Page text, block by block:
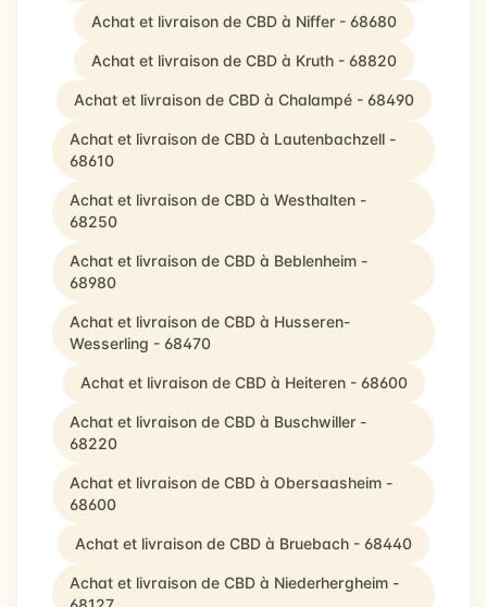
Achat et livraison de CBD à Niffer - 68680
Achat et livraison de CBD à Kruth - 68820
Achat et livraison de CBD à Chalampé - 68490
Achat et livraison de CBD à Lautenbachzell -
68610
Achat et livraison de CBD à Westhalten -
68250
Achat et livraison de CBD à Beblenheim -
68980
Achat et livraison de CBD à Husseren-
Wesserling - 68470
Achat et livraison de CBD à Heiteren - 68600
Achat et livraison de CBD à Buschwiller -
68220
Achat et livraison de CBD à Obersaasheim -
68600
Achat et livraison de CBD à Bruebach - 68440
Achat et livraison de CBD à Niederhergheim -